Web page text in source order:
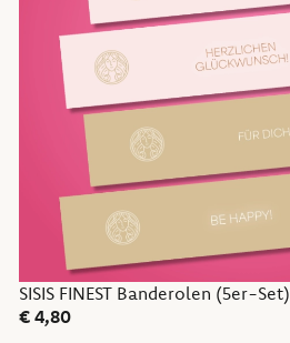
SISIS FINEST Banderolen (5er-Set)
€4,80